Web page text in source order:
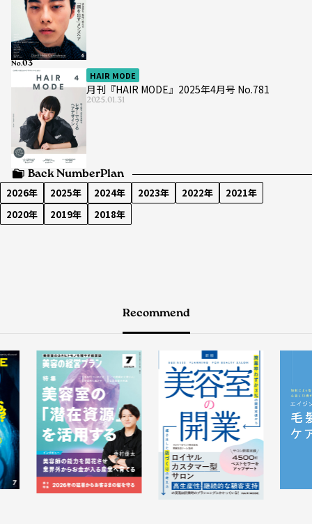
HAIR MODE
月刊『HAIR MODE』2025年4月号 No.781
2025.01.31
No.
Back NumberPlan
2026年 2025年 2024年 2023年 2022年
2021年
2020年
2019年 2018年
Recommend